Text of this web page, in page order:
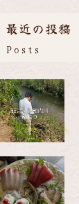
最近の投稿
Posts